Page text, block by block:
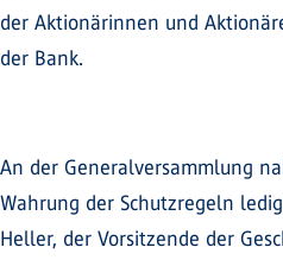
der Aktionärinnen und
der Bank.
An der Generalversammlung
Wahrung der Schutzregeln
Heller, der Vorsitzende der